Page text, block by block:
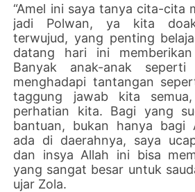
“Amel ini saya tanya cita-cita
jadi Polwan, ya kita
terwujud, yang penting
datang hari ini
Banyak anak-anak
menghadapi tantangan
taggung jawab kita
perhatian kita. Bagi yang
bantuan, bukan hanya bagi
ada di daerahnya, saya
dan insya Allah ini bisa
yang sangat besar untuk
ujar Zola.